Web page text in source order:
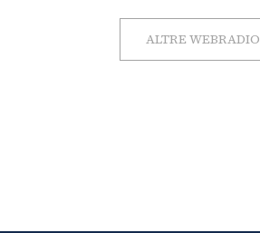
ALTRE WEBRADIO